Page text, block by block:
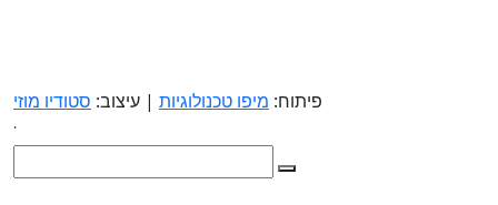
פיתוח: מיפו טכנולוגיות | עיצוב: סטודיו מוזי
.